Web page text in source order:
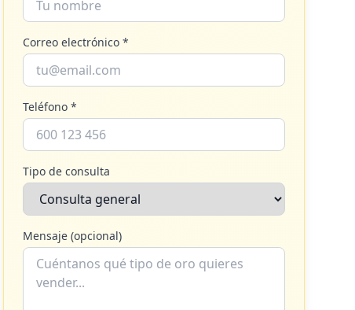
Correo electrónico *
Teléfono *
Tipo de consulta
Mensaje (opcional)